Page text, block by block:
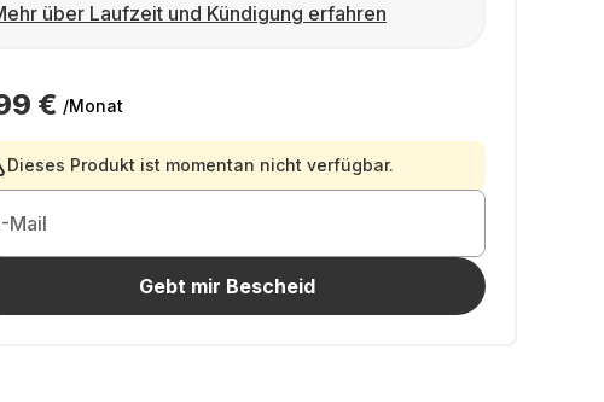
über Laufzeit und Kündigung erfahren
€ /Monat
Dieses Produkt ist momentan nicht verfügbar.
Mail
Gebt mir Bescheid